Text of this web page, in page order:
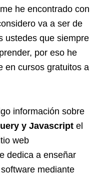
he encontrado con
va a ser de
ustedes que siempre
por eso he
en cursos gratuitos a
información sobre
y Javascript el
web
dedica a enseñar
mediante